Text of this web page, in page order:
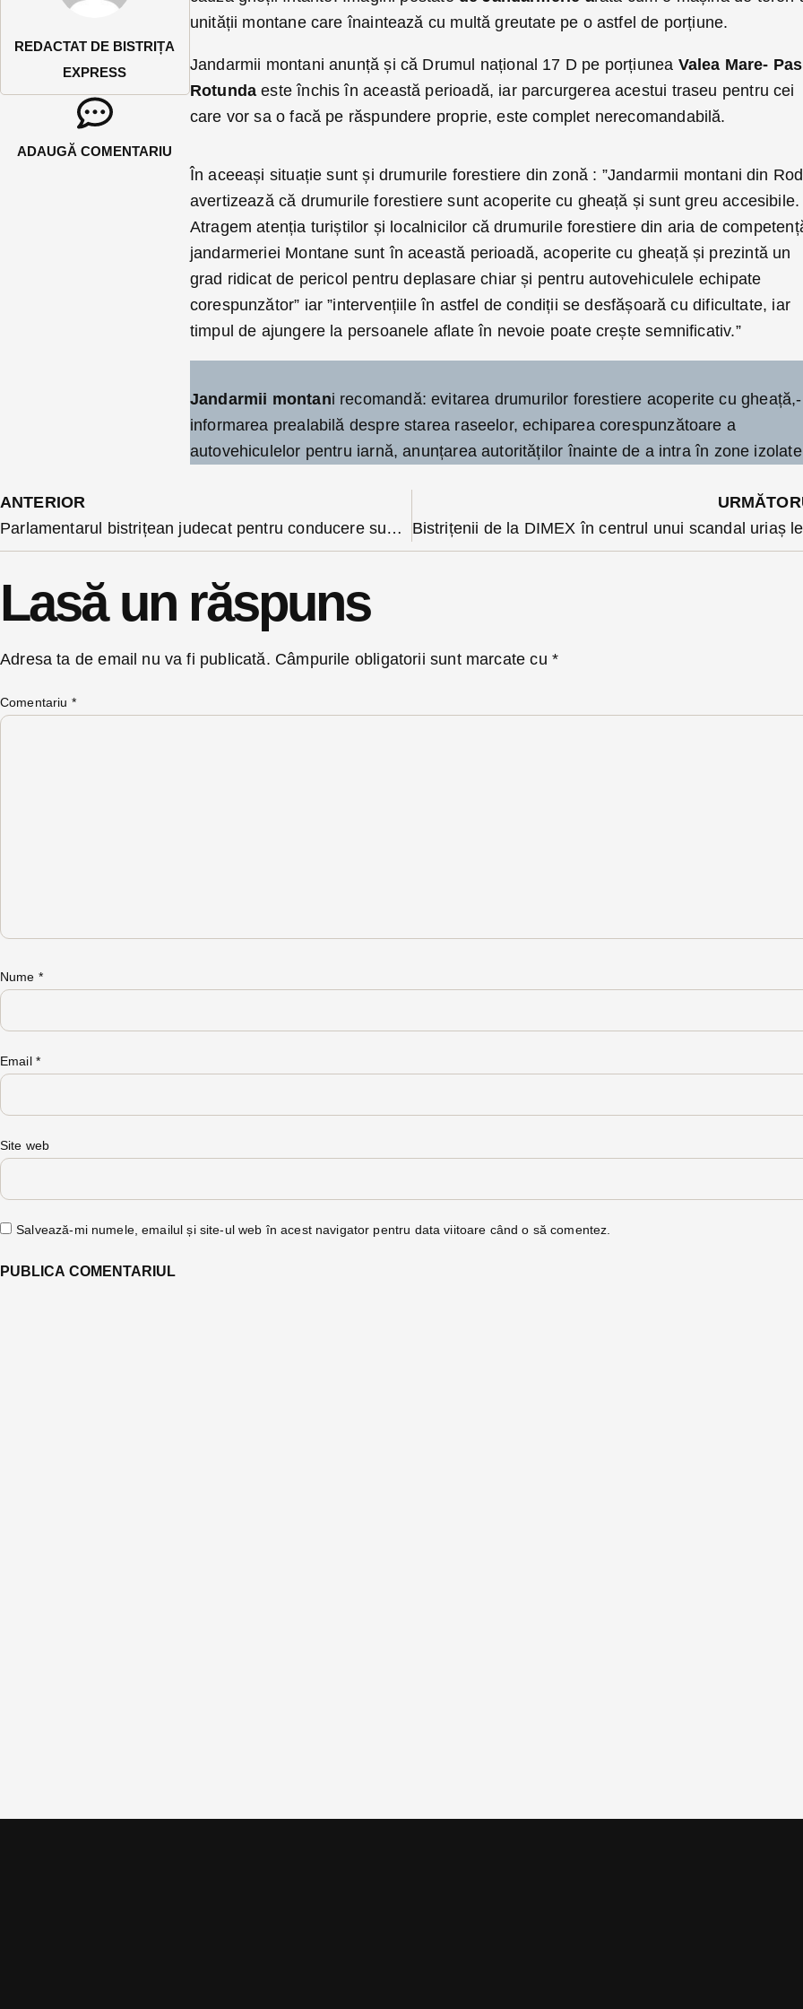
REDACTAT DE BISTRIȚA
EXPRESS
ADAUGĂ COMENTARIU
unității montane care înaintează cu multă greutate pe o astfel de porțiune.
Jandarmii montani anunță și că Drumul național 17 D pe porțiunea Valea Mare-
Rotundaeste închis în această perioadă, iar parcurgerea acestui traseu pentru cei
care vor sa o facă pe răspundere proprie, este complet nerecomandabilă.
În aceeași situație sunt și drumurile forestiere din zonă : ”Jandarmii montani din
avertizează că drumurile forestiere sunt acoperite cu gheață și sunt greu accesibile.
Atragem atenția turiștilor și localnicilor că drumurile forestiere din aria de
jandarmeriei Montane sunt în această perioadă, acoperite cu gheață și prezintă un
grad ridicat de pericol pentru deplasare chiar și pentru autovehiculele echipate
corespunzător” iar ”intervențiile în astfel de condiții se desfășoară cu dificultate, iar
timpul de ajungere la persoanele aflate în nevoie poate crește semnificativ.”
Jandarmii montani recomandă: evitarea drumurilor forestiere acoperite cu gheață,-
informarea prealabilă despre starea raseelor, echiparea corespunzătoare a
autovehiculelor pentru iarnă, anunțarea autorităților înainte de a intra în zone izolate
ANTERIOR
Parlamentarul bistrițean judecat pentru conducere sub influența alcoolului nu a reușit să pună capăt procesului de la Înalta Curte
Lasă un răspuns
Adresa ta de email nu va fi publicată. Câmpurile obligatorii sunt marcate cu *
Comentariu *
Nume *
Email *
Site web
Salvează-mi numele, emailul și site-ul web în acest navigator pentru data viitoare când o să comentez.